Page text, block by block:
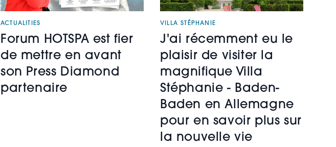
ACTUALITIES
Forum HOTSPA est fier
de mettre en avant
son Press Diamond
partenaire
VILLA STÉPHANIE
J'ai récemment eu le
plaisir de visiter la
magnifique Villa
Stéphanie - Baden-
Baden en Allemagne
pour en savoir plus sur
la nouvelle vie